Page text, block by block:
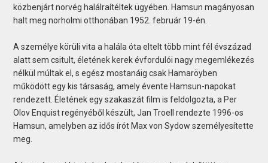
közbenjárt norvég halálraítéltek ügyében. Hamsun magányosan
halt meg norholmi otthonában 1952. február 19-én.
A személye körüli vita a halála óta eltelt több mint fél évszázad
alatt sem csitult, életének kerek évfordulói nagy megemlékezés
nélkül múltak el, s egész mostanáig csak Hamaröyben
működött egy kis társaság, amely évente Hamsun-napokat
rendezett. Életének egy szakaszát film is feldolgozta, a Per
Olov Enquist regényéből készült, Jan Troell rendezte 1996-os
Hamsun, amelyben az idős írót Max von Sydow személyesítette
meg.